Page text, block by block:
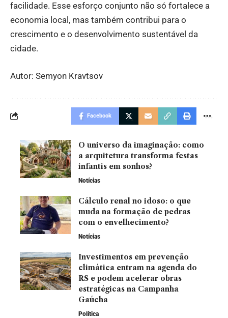
facilidade. Esse esforço conjunto não só fortalece a
economia local, mas também contribui para o
crescimento e o desenvolvimento sustentável da
cidade.
Autor: Semyon Kravtsov
Facebook
O universo da imaginação: como
a arquitetura transforma festas
infantis em sonhos?
Notícias
Cálculo renal no idoso: o que
muda na formação de pedras
com o envelhecimento?
Notícias
Investimentos em prevenção
climática entram na agenda do
RS e podem acelerar obras
estratégicas na Campanha
Gaúcha
Política